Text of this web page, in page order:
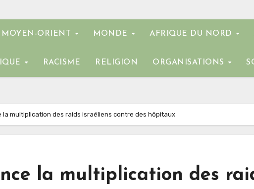
MOYEN-ORIENT MONDE AFRIQUE DU NORD
RACISME RELIGION ORGANISATIONS
la multiplication des raids israéliens contre des hôpitaux
la multiplication des